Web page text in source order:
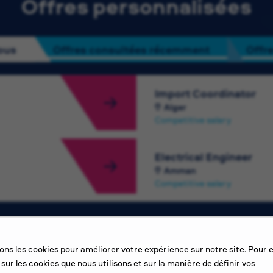
les cookies pour améliorer votre expérience sur notre site. Pour
les cookies que nous utilisons et sur la manière de définir vos
Offres personnalisées
Offres consultées récemment
Import Coordinator
Alger
Competitive salary
Electrical Engineer
Amman
Competitive salary
Consultez plus d’offres